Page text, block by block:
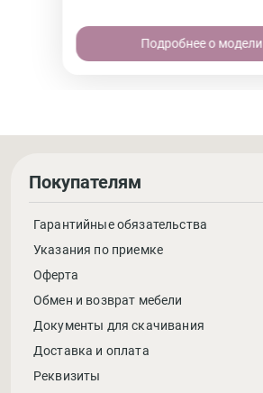
Подробнее о модели
Покупателям
Гарантийные обязательства
Указания по приемке
Оферта
Обмен и возврат мебели
Документы для скачивания
Доставка и оплата
Реквизиты